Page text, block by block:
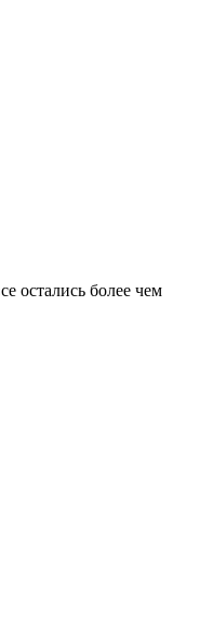
остались более чем